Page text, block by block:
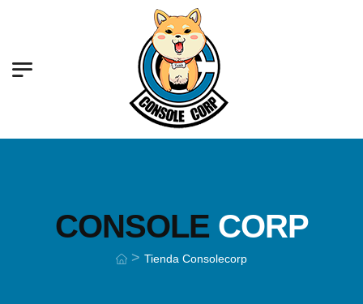
CONSOLE CORP
> Tienda Consolecorp